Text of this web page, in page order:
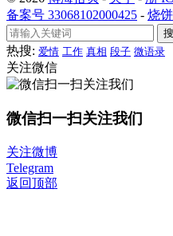
备案号 33068102000425 - 烧
热搜: 爱情 工作 真相 段子 微语录
关注微信
微信扫一扫关注我们
关注微博
Telegram
返回顶部